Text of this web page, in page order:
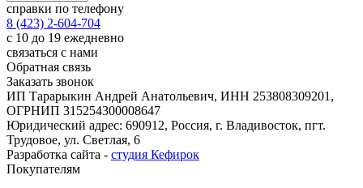
справки по телефону
8 (423) 2-604-704
с 10 до 19 ежедневно
связаться с нами
Обратная связь
Заказать звонок
ИП Тарарыкин Андрей Анатольевич, ИНН 253808309201,
ОГРНИП 315254300008647
Юридический адрес: 690912, Россия, г. Владивосток, пгт.
Трудовое, ул. Светлая, 6
Разработка сайта - студия Кефирок
Покупателям